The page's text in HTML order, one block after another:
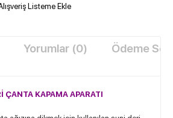
Listeme Ekle
Yorumlar (0) Ödeme
ÇANTA KAPAMA APARATI